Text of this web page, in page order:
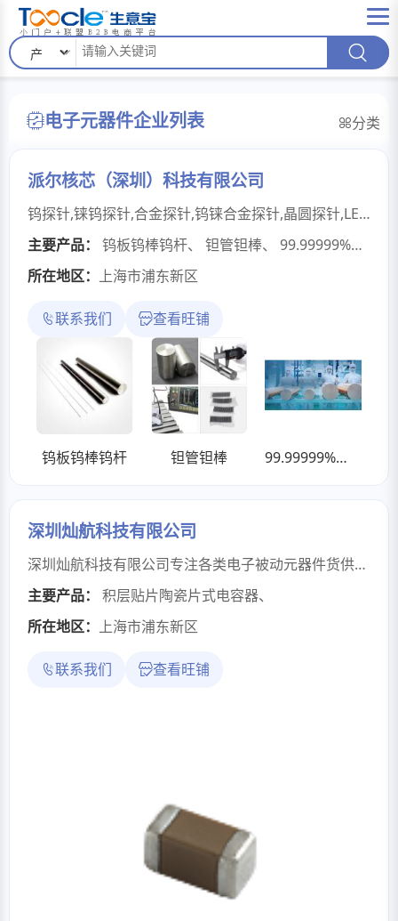
电子元器件企业列表 分类
派尔核芯（深圳）科技有限公司
钨探针,铼钨探针,合金探针,钨铼合金探针,晶圆探针,LED探针,钨钢顶针,钨针,钨铼合金丝,铼板铼片铼箔,铼棒铼舟铼盒,铼坩埚,高纯铼粉,高纯铼酸铵,钼铼合金粉，钽丝,钽管钽棒,钽板钽片,钽箔带钽粒,钽舟,钽螺丝,铝钪合金丝钨丝钨管,钨铼热电偶丝,钨坩埚,钨舟,钨钼加热元件,钨板钨棒钨杆,钨保护管,钨钼紧固件,钨丝杆,钨螺栓螺母,精轧钨带,钨绞丝,钨镍铁合金,钨镍铜合金,镧钨合金,铈钨合金,锆钨合金,钇钨合金,钍钨合金钨钼电极,钨片,钨插头,钨立柱,钨喷嘴,真空炉配件,钨合金球钼保护管,钼丝杆,钼铼合金丝,钼棒钼杆钼板,钼箔带,钇钼带,铂金钼带,TZM顶头,钼管钼片,钼套管,钼螺栓螺母,钼加热丝,钼坩埚,钼舟,钼挂钩,钼盒,钼架,钼托盘,钼绞丝,钼灯丝,钼滑轮,钼圆,钼垫片,精轧钼带,钼箔片超高纯铜,超高纯铝,铍铜合金,铍青铜,铍钴铜,铍镍铜,铜法兰,大型铜制件,6N铜粉海绵锆,镍箔,钒丝,镍丝镍板,3D打印镍钛,摩擦搅拌头,专注于研发、生产和销售稀有、稀散、稀贵金属及其合金材料，以及稀材相关衍生制成品的特色技术型企业。作为一家面向全球化运营的新材料创新型公司，拥有强大的生产运营网络，致力于为全球客户提供竞争力的产品服务及综合解决方案。我们竭尽所能地为光学光通信、大型集成电路及微电子、半导体芯片制造和装备、航空航天、空间物理、核工业、化工催化、精密机电、高温热场、特殊电力电子器材元件等制造业领域的用户，提供个性化定制产品、材料中间品或零部件解决方案。我们的产品主要包括高纯金属、多元合金、陶瓷及复合材料类溅射靶材及蒸发材料等。公司主创高端特色稀材产品，现已拓展形成专有的版块有：高品质光电新材/高纯靶材；难熔金属及其合金；贵金属功能材料；特种合金及特钢；增材用球形粉体及纳米材料；3D打印制品；化学催化/化工合成；稀散金属及其合金；稀土及其功能材料等。主要产品有:金属钪、钇、镧、镨、钕、钐、铕、钆、铽、镝、钬、铒、铥、镱、镥； 钛、锆、铪、钒、铌、钽、铬、钼、钨、锰、铁、钴、镍、铜、银、金、锌、铝、铟、锡； 铪铁、钛铝、钇锆、镍钛、钛锆、铝硅、铝铜、钨铜、铝­硼、铝锰、铝镁、铝锆、铝钪、铝钕、镧镍、镍铬、 镁钆、镁钪、镁硼、锆钒、钆钛、钆铁钴、钆钛锆、铽铁钴、铽镝铁、铝钇镍钴、铝镁硅钼、铝钪镍轧锆;以及氧化物材料、半导体化合物材料、碳、氮、硼化物材料、硅、硫、氟化物材料、各种化合物及氧化物合成材料等等,做过的产品有600多种。我们的主要生产手段有:金属卤化物制备，金属卤化物真空热还原，金属氧化物熔盐电解、金属真空蒸馏提纯，金属真空电泳区熔 提纯，金属电解精炼提纯，金属和合金无污染真空熔炼,金属和合金真空热锻,金属和合金真空热轧,真空热等静压、金属和合金机械精密加工等。我们公司的产品具有高纯度、大尺寸、大密度、合金小偏析的特点，产品销往美国、欧州、日本、韩国等地。创新是我们企业永恒的追求。我们坚信：依靠技术进步回避竞争，比仅仅勇于参与竞争更优秀！
主要产品：
钨板钨棒钨杆、 钽管钽棒、 99.99999%超高纯铜7N
所在地区： 上海市浦东新区
联系我们 查看旺铺
钨板钨棒钨杆 钽管钽棒 99.99999%超高纯铜7N
深圳灿航科技有限公司
深圳灿航科技有限公司专注各类电子被动元器件货供应，主营贴片电阻、贴片电容、磁珠、电感等产品，涵盖国巨、村田、三星、TDK等知名品牌原装物料。常备充足库存，规格型号齐全，支持样品申请、批量供货，提供BOM一站式配单服务。深耕电子供应链，严格把控物料品质，交货稳定高效，服务消费电子、工业控制、智能家居等各类制造企业采购需求。
主要产品：
积层贴片陶瓷片式电容器、
所在地区： 上海市浦东新区
联系我们 查看旺铺